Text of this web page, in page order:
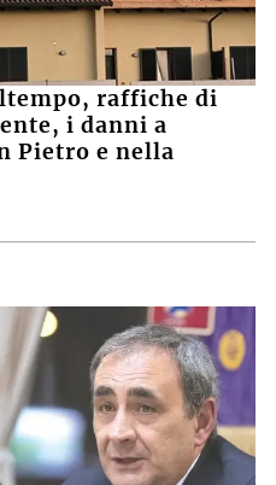
raffiche di
i danni a
Pietro e nella